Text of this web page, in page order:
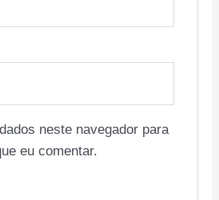
neste navegador para
eu comentar.